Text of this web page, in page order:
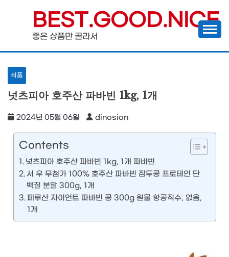
content
BEST.GOOD.NICE
좋은 상품만 골라서
식품
넛츠피아 호주산 파바빈 1kg, 1개
2024년 05월 06일 dinosion
Contents
넛츠피아 호주산 파바빈 1kg, 1개 파바빈
서 우 무첨가 100% 호주산 파바빈 잠두콩 프로테인 단
백질 분말 300g, 1개
페루산 자이언트 파바빈 콩 300g 원물 항공직수, 없음,
1개